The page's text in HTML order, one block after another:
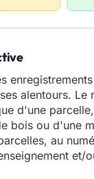
alentours. Le
d'une
bois ou d'une
au
et/